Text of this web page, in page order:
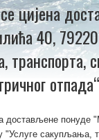
цијена
40, 79220
достављене
"Услуге